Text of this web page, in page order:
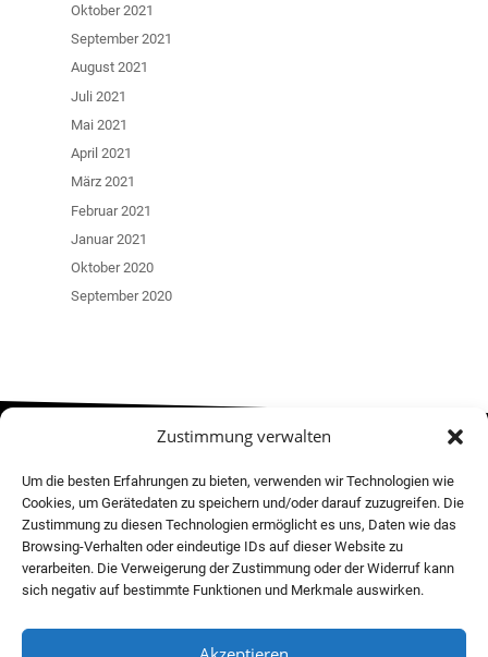
Zustimmung verwalten
Um die besten Erfahrungen zu bieten, verwenden wir Technologien wie
Cookies, um Gerätedaten zu speichern und/oder darauf zuzugreifen. Die
Zustimmung zu diesen Technologien ermöglicht es uns, Daten wie das
Browsing-Verhalten oder eindeutige IDs auf dieser Website zu
verarbeiten. Die Verweigerung der Zustimmung oder der Widerruf kann
sich negativ auf bestimmte Funktionen und Merkmale auswirken.
Oktober 2021
September 2021
August 2021
Juli 2021
Mai 2021
April 2021
März 2021
Februar 2021
Januar 2021
Oktober 2020
September 2020
FOLLOW US! CONTACT US!
hallo@move-your-future.de